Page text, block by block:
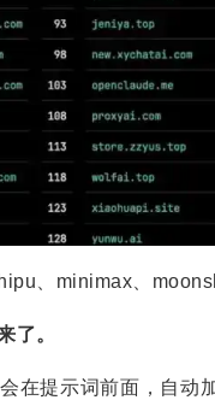
、minimax、
了。
在提示词前面，自动